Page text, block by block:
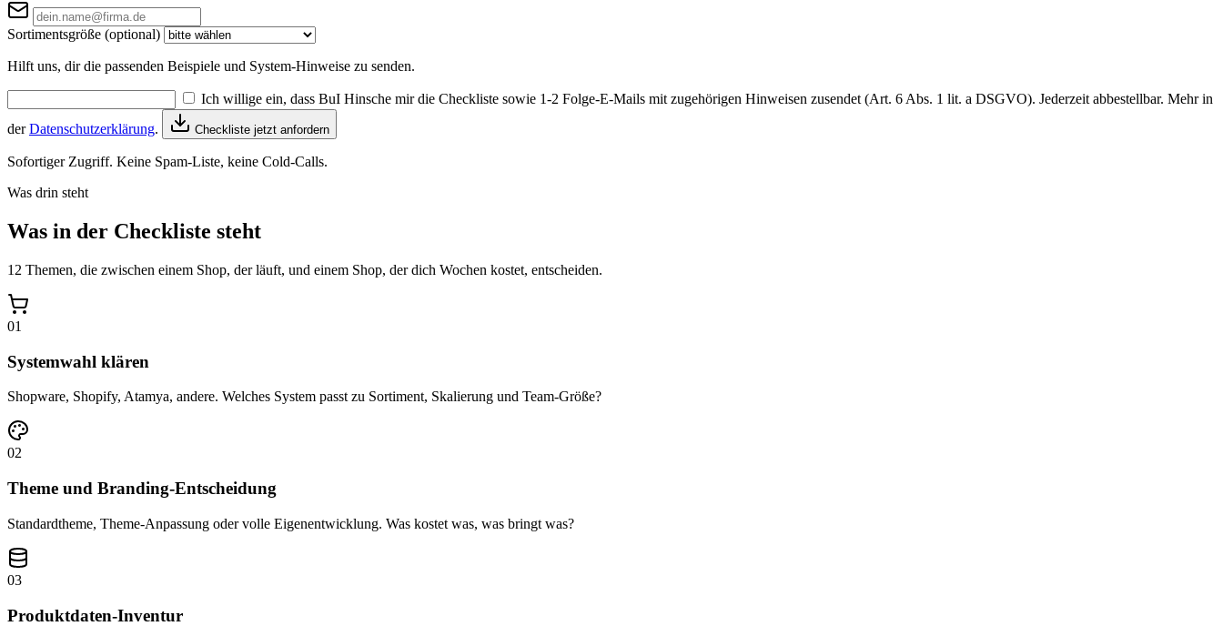
Sortimentsgröße (optional)
Hilft uns, dir die passenden Beispiele und System-Hinweise zu senden.
Ich willige ein, dass BuI Hinsche mir die Checkliste sowie 1-2 Folge-E-Mails mit zugehörigen Hinweisen zusendet (Art. 6 Abs. 1 lit. a DSGVO). Jederzeit abbestellbar. Mehr in
derDatenschutzerklärung. Checkliste jetzt anfordern
Sofortiger Zugriff. Keine Spam-Liste, keine Cold-Calls.
Was drin steht
Was in der Checkliste steht
12 Themen, die zwischen einem Shop, der läuft, und einem Shop, der dich Wochen kostet, entscheiden.
01
Systemwahl klären
Shopware, Shopify, Atamya, andere. Welches System passt zu Sortiment, Skalierung und Team-Größe?
02
Theme und Branding-Entscheidung
Standardtheme, Theme-Anpassung oder volle Eigenentwicklung. Was kostet was, was bringt was?
03
Produktdaten-Inventur